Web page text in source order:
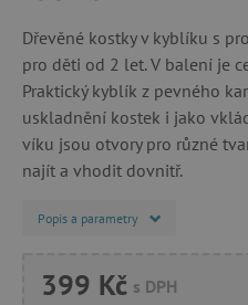
Dřevěné kostky v kyblíku s
pro děti od 2 let. V balení je
Praktický kyblík z pevného
uskladnění kostek i jako
víku jsou otvory pro různé
najít a vhodit dovnitř.
Popis a parametry
399 Kč s DPH